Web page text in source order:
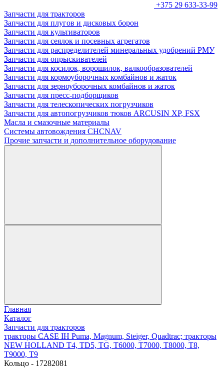
+375 29 633-33-99
Запчасти для тракторов
Запчасти для плугов и дисковых борон
Запчасти для культиваторов
Запчасти для сеялок и посевных агрегатов
Запчасти для распределителей минеральных удобрений РМУ
Запчасти для опрыскивателей
Запчасти для косилок, ворошилок, валкообразователей
Запчасти для кормоуборочных комбайнов и жаток
Запчасти для зерноуборочных комбайнов и жаток
Запчасти для пресс-подборщиков
Запчасти для телескопических погрузчиков
Запчасти для автопогрузчиков тюков ARCUSIN XP, FSX
Масла и смазочные материалы
Системы автовождения CHCNAV
Прочие запчасти и дополнительное оборудование
Главная
Каталог
Запчасти для тракторов
тракторы CASE IH Puma, Magnum, Steiger, Quadtrac; тракторы
NEW HOLLAND T4, TD5, TG, T6000, T7000, T8000, T8,
T9000, T9
Кольцо - 17282081